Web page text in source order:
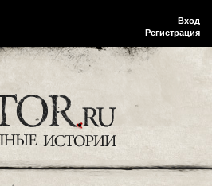
Вход
Регистрация